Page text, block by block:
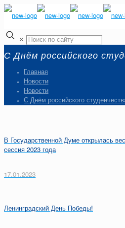
✕
С Днём российского
Главная
Новости
Новости
С Днём российского
В Государственной Думе открылась
сессия 2023 года
17.01.2023
Ленинградский День Победы!